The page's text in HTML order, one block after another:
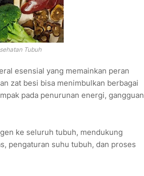
Tubuh
esensial yang memainkan peran
zat besi bisa menimbulkan berbagai
pada penurunan energi, gangguan
ke seluruh tubuh, mendukung
pengaturan suhu tubuh, dan proses